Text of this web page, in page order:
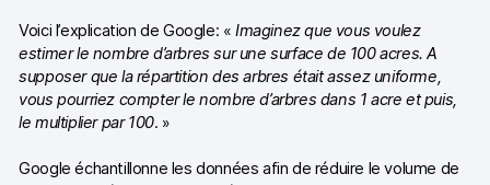
Voici l’explication de Google: «Imaginez que vous voulez
estimer le nombre d’arbres sur une surface de 100 acres. A
supposer que la répartition des arbres était assez uniforme,
vous pourriez compter le nombre d’arbres dans 1 acre et puis,
le multiplier par 100. »
Google échantillonne les données afin de réduire le volume de